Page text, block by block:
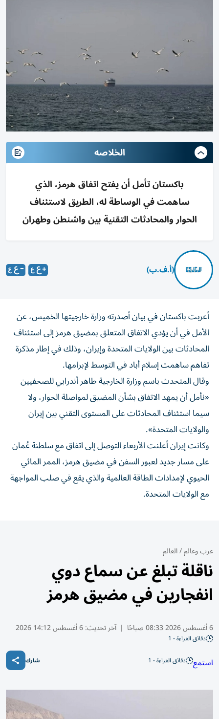
الخلاصه
باكستان تأمل أن يفتح اتفاق هرمز، الذي
ساهمت في الوساطة له، الطريق لاستئناف
الحوار والمحادثات التقنية بين واشنطن وطهران
(أ.ف.ب)
أعربت باكستان في بيان أصدرته وزارة خارجيتها الخميس، عن
الأمل في أن يؤدي الاتفاق المتعلق بمضيق هرمز إلى استئناف
المحادثات بين الولايات المتحدة وإيران، وذلك في إطار مذكرة
تفاهم ساهمت إسلام أباد في التوسط لإبرامها.
وقال المتحدث باسم وزارة الخارجية طاهر أندرابي للصحفيين
«نأمل أن يمهد الاتفاق بشأن المضيق لمواصلة الحوار، ولا
سيما استئناف المحادثات على المستوى التقني بين إيران
والولايات المتحدة».
وكانت إيران أعلنت الأربعاء التوصل إلى اتفاق مع سلطنة عُمان
على مسار جديد لعبور السفن في مضيق هرمز، الممر المائي
الحيوي لإمدادات الطاقة العالمية والذي يقع في صلب المواجهة
مع الولايات المتحدة.
عرب وعالم/العالم
ناقلة تبلغ عن سماع دوي
انفجارين في مضيق هرمز
6 أغسطس 2026 08:33 صباحًا | آخر تحديث:6 أغسطس 14:12 2026
دقائق القراءة - 1
استمع دقائق القراءة - 1 شارك